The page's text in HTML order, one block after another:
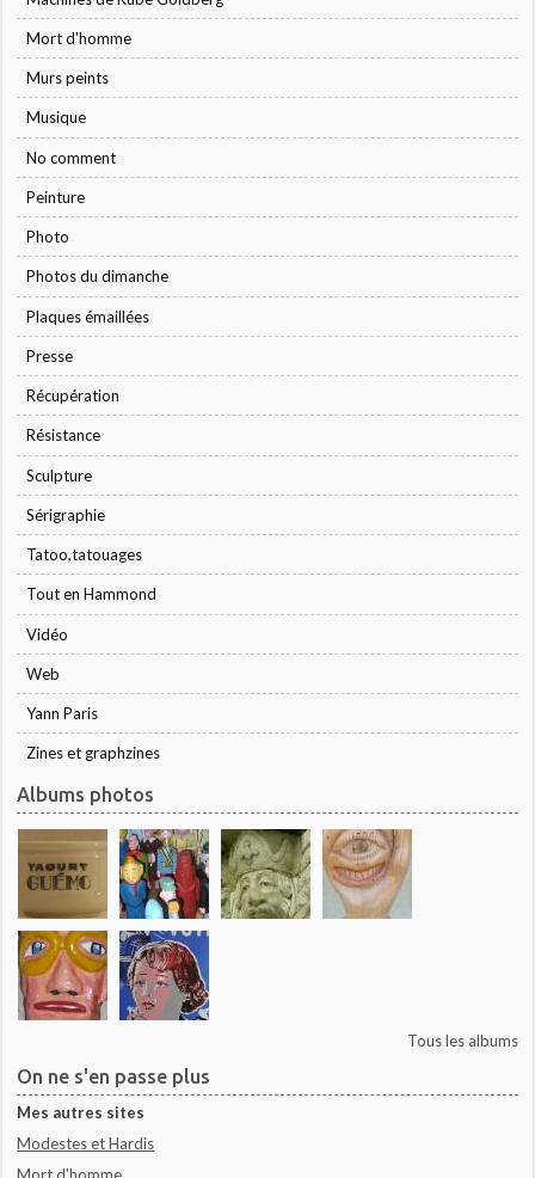
Mort d'homme
Murs peints
Musique
No comment
Peinture
Photo
Photos du dimanche
Plaques émaillées
Presse
Récupération
Résistance
Sculpture
Sérigraphie
Tatoo,tatouages
Tout en Hammond
Vidéo
Web
Yann Paris
Zines et graphzines
Albums photos
Tous les albums
On ne s'en passe plus
Mes autres sites
Modestes et Hardis